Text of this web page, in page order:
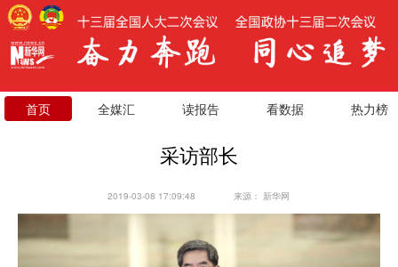
首页 全媒汇 读报告 看数据 热力榜
采访部长
2019-03-08 17:09:48 来源：新华网